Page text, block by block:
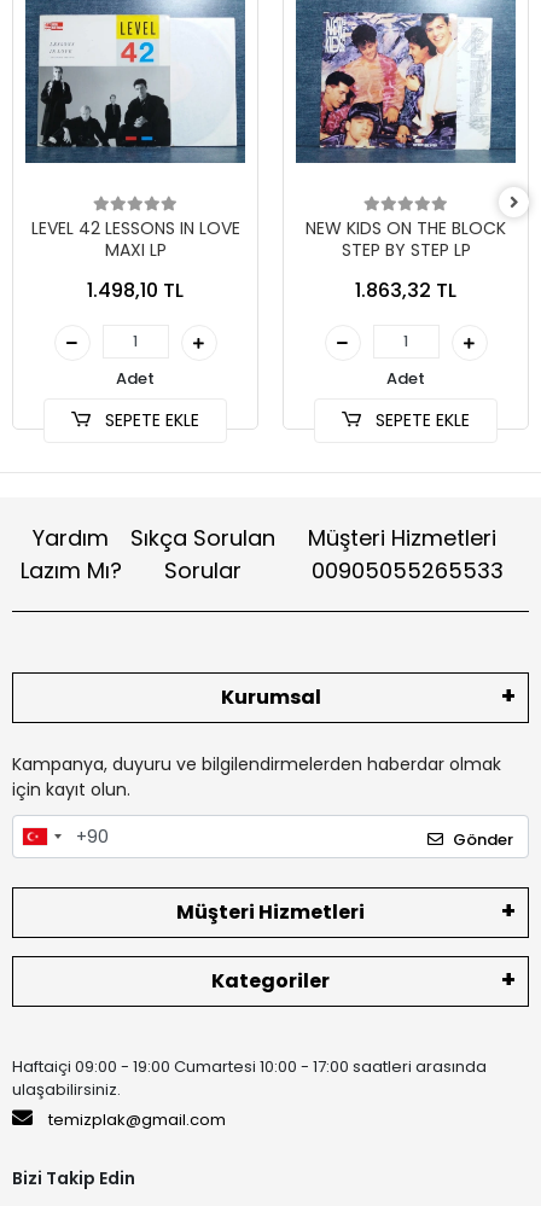
LEVEL 42 LESSONS IN LOVE
MAXI LP
1.498,10 TL
Adet
SEPETE EKLE
NEW KIDS ON THE BLOCK
STEP BY STEP LP
1.863,32 TL
Adet
SEPETE EKLE
Yardım
Lazım Mı?
Sıkça Sorulan
Sorular
Müşteri Hizmetleri
00905055265533
Kurumsal
Kampanya, duyuru ve bilgilendirmelerden haberdar olmak
için kayıt olun.
Gönder
Müşteri Hizmetleri
Kategoriler
Haftaiçi 09:00 - 19:00 Cumartesi 10:00 - 17:00 saatleri arasında
ulaşabilirsiniz.
temizplak@gmail.com
Bizi Takip Edin